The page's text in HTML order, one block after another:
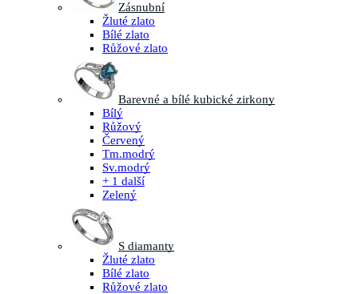
Zásnubní
Žluté zlato
Bílé zlato
Růžové zlato
Barevné a bílé kubické zirkony
Bílý
Růžový
Červený
Tm.modrý
Sv.modrý
+ 1 další
Zelený
S diamanty
Žluté zlato
Bílé zlato
Růžové zlato